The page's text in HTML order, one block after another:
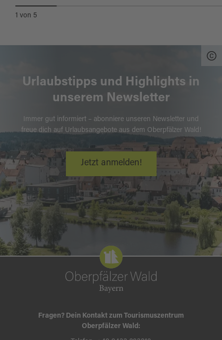
1 von 5
Urlaubstipps und Highlights in
unserem Newsletter
Immer gut informiert – abonniere unseren Newsletter und
freue dich auf Urlaubsangebote aus dem Oberpfälzer Wald!
Jetzt anmelden!
Fragen? Dein Kontakt zum Tourismuszentrum
Oberpfälzer Wald: